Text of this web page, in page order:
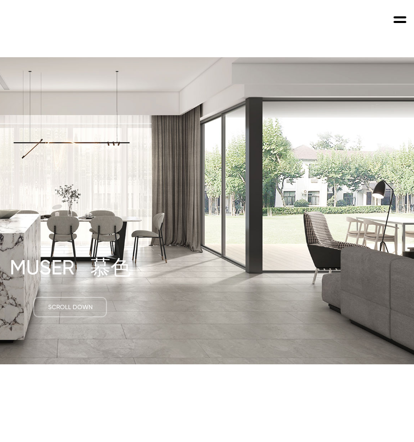
MUSER 慕色
SCROLL DOWN